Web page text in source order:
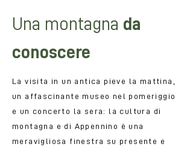
Una montagna da
conoscere
La visita in un antica pieve la mattina,
un affascinante museo nel pomeriggio
e un concerto la sera: la cultura di
montagna e di Appennino è una
meravigliosa finestra su presente e